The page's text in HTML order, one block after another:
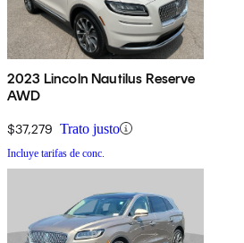
2023 Lincoln Nautilus Reserve
AWD
$37,279 Trato justo
Incluye tarifas de conc.